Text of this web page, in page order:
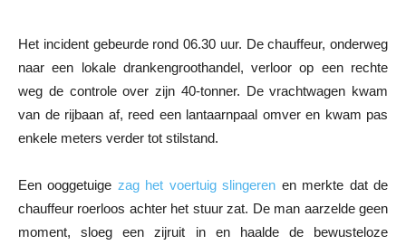
Het incident gebeurde rond 06.30 uur. De chauffeur, onderweg
naar een lokale drankengroothandel, verloor op een rechte
weg de controle over zijn 40-tonner. De vrachtwagen kwam
van de rijbaan af, reed een lantaarnpaal omver en kwam pas
enkele meters verder tot stilstand.
Een ooggetuige zag het voertuig slingeren en merkte dat de
chauffeur roerloos achter het stuur zat. De man aarzelde geen
moment, sloeg een zijruit in en haalde de bewusteloze